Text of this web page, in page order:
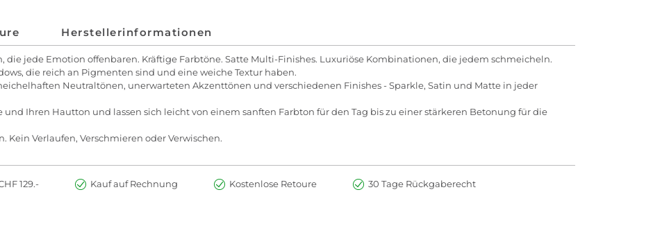
Herstellerinformationen
die jede Emotion offenbaren. Kräftige Farbtöne. Satte Multi-Finishes. Luxuriöse Kombinationen, die jedem schmeicheln.
die reich an Pigmenten sind und eine weiche Textur haben.
Neutraltönen, unerwarteten Akzenttönen und verschiedenen Finishes - Sparkle, Satin und Matte in jeder
Ihren Hautton und lassen sich leicht von einem sanften Farbton für den Tag bis zu einer stärkeren Betonung für die
Kein Verlaufen, Verschmieren oder Verwischen.
129.- Kauf auf Rechnung Kostenlose Retoure 30 Tage Rückgaberecht